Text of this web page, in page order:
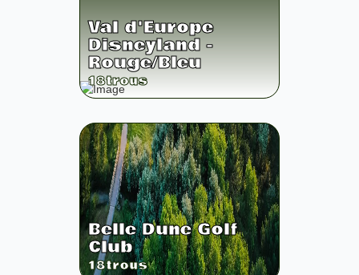
Val d'Europe
Disneyland -
Rouge/Bleu
18trous
Belle Dune Golf
Club
18trous